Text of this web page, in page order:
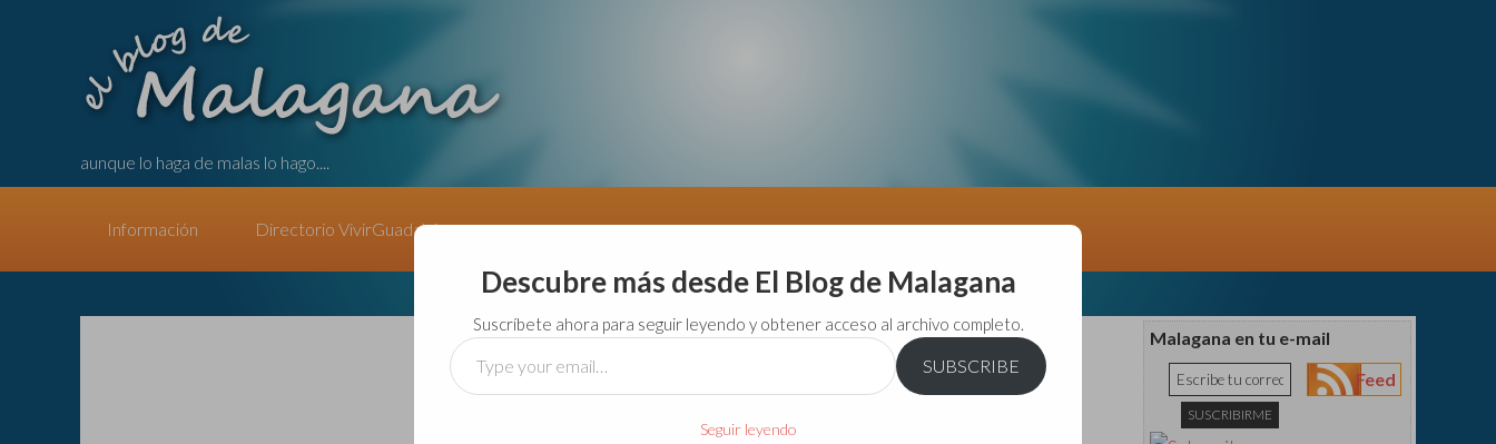
aunque lo haga de malas lo hago....
Información Directorio VivirGuadalajara
Malagana en tu e-mail
Feed
Descubre más desde El Blog de Malagana
Suscríbete ahora para seguir leyendo y obtener acceso al archivo completo.
Type
your
SUBSCRIBE
Seguir leyendo